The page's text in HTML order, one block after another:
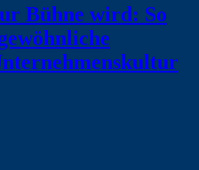
Bühne wird: So